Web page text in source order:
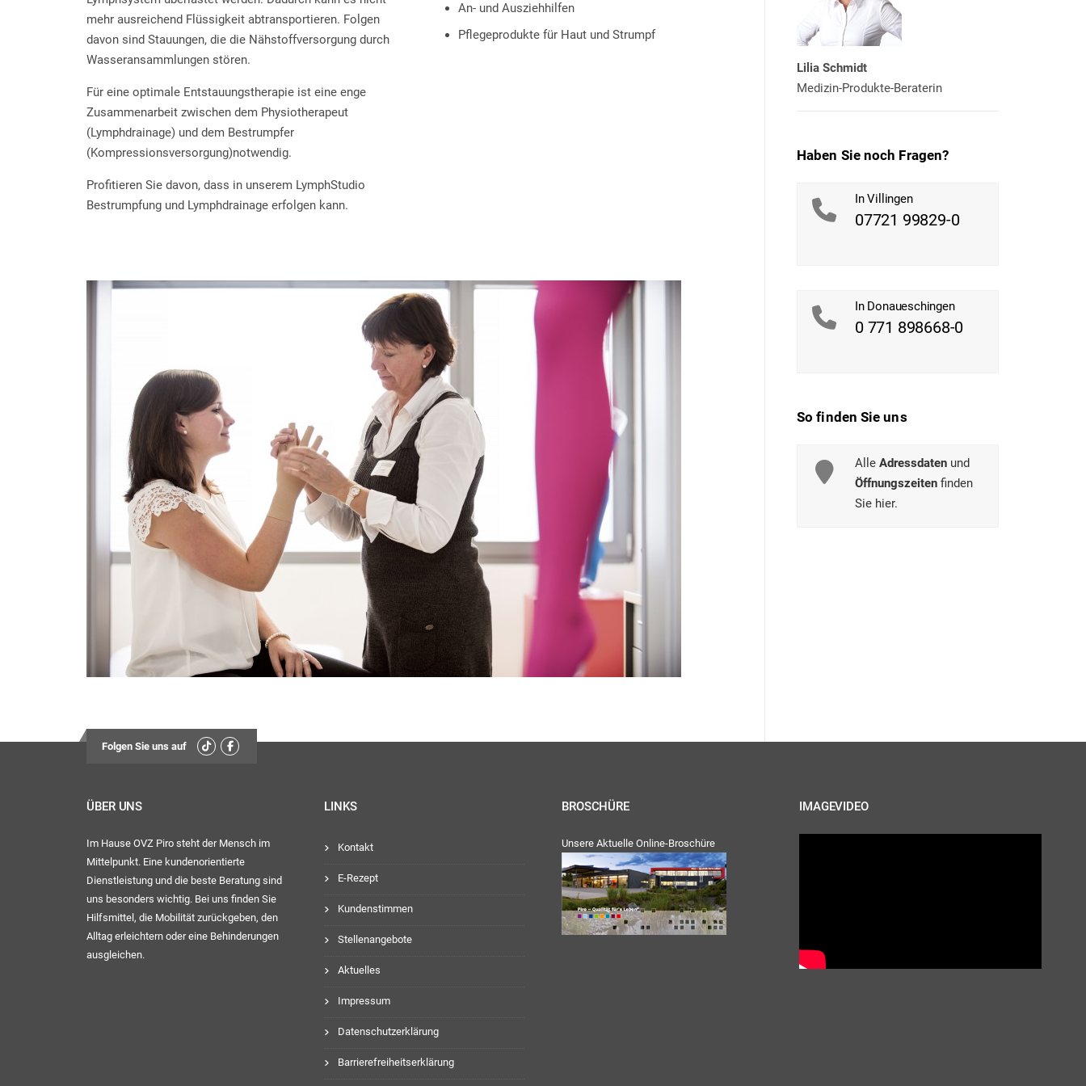
mehr ausreichend Flüssigkeit abtransportieren. Folgen
davon sind Stauungen, die die Nähstoffversorgung durch
Wasseransammlungen stören.
Für eine optimale Entstauungstherapie ist eine enge
Zusammenarbeit zwischen dem Physiotherapeut
(Lymphdrainage) und dem Bestrumpfer
(Kompressionsversorgung)notwendig.
Profitieren Sie davon, dass in unserem LymphStudio
Bestrumpfung und Lymphdrainage erfolgen kann.
An- und Ausziehhilfen
Pflegeprodukte für Haut und Strumpf
Lilia Schmidt
Medizin-Produkte-Beraterin
Haben Sie noch Fragen?
In Villingen
07721 99829-0
In Donaueschingen
0 771 898668-0
So finden Sie uns
Alle Adressdaten und
Öffnungszeiten finden
Sie hier.
Folgen Sie uns auf
ÜBER UNS
Im Hause OVZ Piro steht der Mensch im
Mittelpunkt. Eine kundenorientierte
Dienstleistung und die beste Beratung sind
uns besonders wichtig. Bei uns finden Sie
Hilfsmittel, die Mobilität zurückgeben, den
Alltag erleichtern oder eine Behinderungen
ausgleichen.
LINKS
Kontakt
E-Rezept
Kundenstimmen
Stellenangebote
Aktuelles
Impressum
Datenschutzerklärung
Barrierefreiheitserklärung
BROSCHÜRE
Unsere Aktuelle Online-Broschüre
IMAGEVIDEO